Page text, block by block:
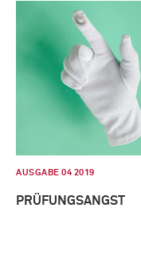
AUSGABE 04 2019
PRÜFUNGSANGST